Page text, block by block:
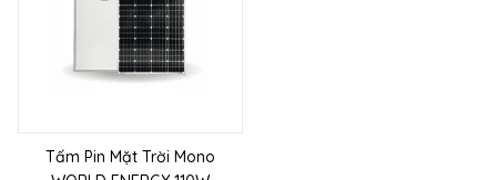
Tấm Pin Mặt Trời Mono